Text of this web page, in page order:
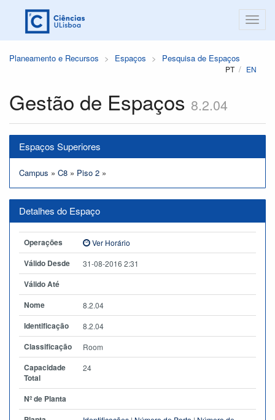
Planeamento e Recursos Espaços Pesquisa de Espaços
PT EN
Gestão de Espaços 8.2.04
Espaços Superiores
Campus » C8 » Piso 2 »
Detalhes do Espaço
Operações Ver Horário
Válido Desde 31-08-2016 2:31
Válido Até
Nome
8.2.04
Identificação 8.2.04
Classificação Room
Capacidade
Total
24
Nº de Planta